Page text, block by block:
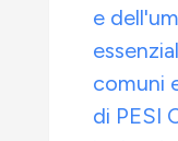
e
comuni
di PESI